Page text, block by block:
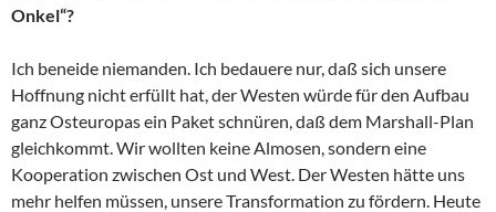
Onkel“?
Ich beneide niemanden. Ich bedauere nur, daß sich unsere
Hoffnung nicht erfüllt hat, der Westen würde für den Aufbau
ganz Osteuropas ein Paket schnüren, daß dem Marshall-Plan
gleichkommt. Wir wollten keine Almosen, sondern eine
Kooperation zwischen Ost und West. Der Westen hätte uns
mehr helfen müssen, unsere Transformation zu fördern. Heute